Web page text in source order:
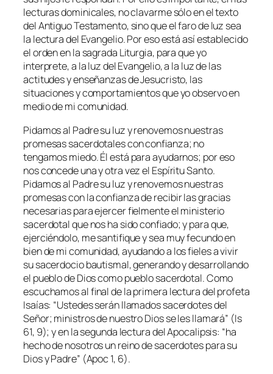
lecturas dominicales, no clavarme sólo en el texto
del Antiguo Testamento, sino que el faro de luz sea
la lectura del Evangelio. Por eso está así establecido
el orden en la sagrada Liturgia, para que yo
interprete, a la luz del Evangelio, a la luz de las
actitudes y enseñanzas de Jesucristo, las
situaciones y comportamientos que yo observo en
medio de mi comunidad.
Pidamos al Padre su luz y renovemos nuestras
promesas sacerdotales con conﬁanza; no
tengamos miedo. Él está para ayudarnos; por eso
nos concede una y otra vez el Espíritu Santo.
Pidamos al Padre su luz y renovemos nuestras
promesas con la conﬁanza de recibir las gracias
necesarias para ejercer ﬁelmente el ministerio
sacerdotal que nos ha sido conﬁado; y para que,
ejerciéndolo, me santiﬁque y sea muy fecundo en
bien de mi comunidad, ayudando a los ﬁeles a vivir
su sacerdocio bautismal, generando y desarrollando
el pueblo de Dios como pueblo sacerdotal. Como
escuchamos al ﬁnal de la primera lectura del profeta
Isaías: “Ustedes serán llamados sacerdotes del
Señor; ministros de nuestro Dios se les llamará” (Is
61, 9); y en la segunda lectura del Apocalipsis: “ha
hecho de nosotros un reino de sacerdotes para su
Dios y Padre” (Apoc 1, 6).